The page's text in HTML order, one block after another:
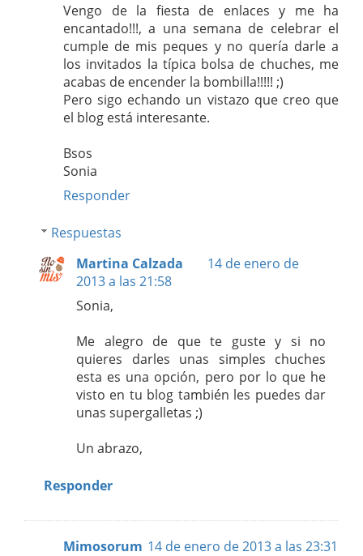
Vengo de la fiesta de enlaces y me ha
encantado!!!, a una semana de celebrar el
cumple de mis peques y no quería darle a
los invitados la típica bolsa de chuches, me
acabas de encender la bombilla!!!!! ;)
Pero sigo echando un vistazo que creo que
el blog está interesante.
Bsos
Sonia
Responder
Respuestas
Martina Calzada
14 de enero de
2013 a las 21:58
Sonia,
Me alegro de que te guste y si no
quieres darles unas simples chuches
esta es una opción, pero por lo que he
visto en tu blog también les puedes dar
unas supergalletas ;)
Un abrazo,
Responder
Mimosorum 14 de enero de 2013 a las 23:31